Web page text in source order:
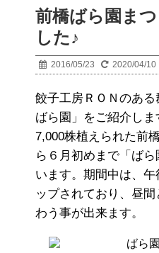
前橋ばら園ま
した♪
2016/05/23 2020/04/10
餃子工房ＲＯＮのあ
ばら園」をご紹介し
7,000株植えられた前
ら６月初めまで「ば
います。期間中は、
ップされており、昼
わう事が出来ます。